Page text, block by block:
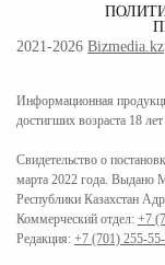
2021-2026 Bizmedia.kz
Информационная
достигших возраста 18 лет
Свидетельство о
марта 2022 года. Выдано
Республики Казахстан
Коммерческий отдел: +7
Редакция: +7 (701) 255-